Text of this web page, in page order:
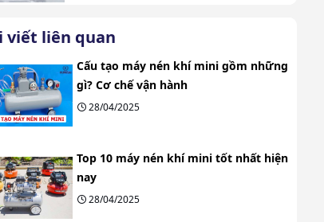
viết liên quan
Cấu tạo máy nén khí mini gồm những
gì? Cơ chế vận hành
28/04/2025
Top 10 máy nén khí mini tốt nhất hiện
nay
28/04/2025